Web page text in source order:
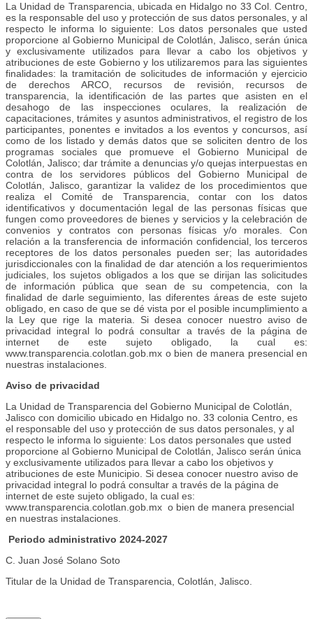
La Unidad de Transparencia, ubicada en Hidalgo no 33 Col. Centro,
es la responsable del uso y protección de sus datos personales, y al
respecto le informa lo siguiente: Los datos personales que usted
proporcione al Gobierno Municipal de Colotlán, Jalisco, serán única
y exclusivamente utilizados para llevar a cabo los objetivos y
atribuciones de este Gobierno y los utilizaremos para las siguientes
finalidades: la tramitación de solicitudes de información y ejercicio
de derechos ARCO, recursos de revisión, recursos de
transparencia, la identificación de las partes que asisten en el
desahogo de las inspecciones oculares, la realización de
capacitaciones, trámites y asuntos administrativos, el registro de los
participantes, ponentes e invitados a los eventos y concursos, así
como de los listado y demás datos que se soliciten dentro de los
programas sociales que promueve el Gobierno Municipal de
Colotlán, Jalisco; dar trámite a denuncias y/o quejas interpuestas en
contra de los servidores públicos del Gobierno Municipal de
Colotlán, Jalisco, garantizar la validez de los procedimientos que
realiza el Comité de Transparencia, contar con los datos
identificativos y documentación legal de las personas físicas que
fungen como proveedores de bienes y servicios y la celebración de
convenios y contratos con personas físicas y/o morales. Con
relación a la transferencia de información confidencial, los terceros
receptores de los datos personales pueden ser; las autoridades
jurisdiccionales con la finalidad de dar atención a los requerimientos
judiciales, los sujetos obligados a los que se dirijan las solicitudes
de información pública que sean de su competencia, con la
finalidad de darle seguimiento, las diferentes áreas de este sujeto
obligado, en caso de que se dé vista por el posible incumplimiento a
la Ley que rige la materia. Si desea conocer nuestro aviso de
privacidad integral lo podrá consultar a través de la página de
internet de este sujeto obligado, la cual es:
www.transparencia.colotlan.gob.mx o bien de manera presencial en
nuestras instalaciones.
Aviso de privacidad
La Unidad de Transparencia del Gobierno Municipal de Colotlán,
Jalisco con domicilio ubicado en Hidalgo no. 33 colonia Centro, es
el responsable del uso y protección de sus datos personales, y al
respecto le informa lo siguiente: Los datos personales que usted
proporcione al Gobierno Municipal de Colotlán, Jalisco serán única
y exclusivamente utilizados para llevar a cabo los objetivos y
atribuciones de este Municipio. Si desea conocer nuestro aviso de
privacidad integral lo podrá consultar a través de la página de
internet de este sujeto obligado, la cual es:
www.transparencia.colotlan.gob.mx o bien de manera presencial
en nuestras instalaciones.
Periodo administrativo 2024-2027
C. Juan José Solano Soto
Titular de la Unidad de Transparencia, Colotlán, Jalisco.